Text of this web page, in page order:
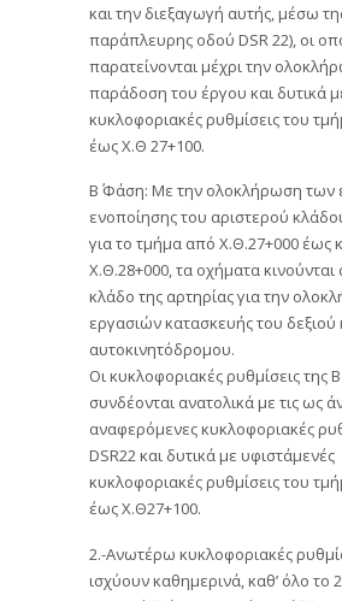
και την διεξαγωγή αυτής, μέσω
παράπλευρης οδού DSR 22), οι
παρατείνονται μέχρι την
παράδοση του έργου και δυτικά
κυκλοφοριακές ρυθμίσεις του
έως Χ.Θ 27+100.
Β΄ Φάση: Με την ολοκλήρωση των
ενοποίησης του αριστερού
για το τμήμα από Χ.Θ.27+000 έως
Χ.Θ.28+000, τα οχήματα κινούνται
κλάδο της αρτηρίας για την
εργασιών κατασκευής του δεξιού
αυτοκινητόδρομου.
Οι κυκλοφοριακές ρυθμίσεις της
συνδέονται ανατολικά με τις ως
αναφερόμενες κυκλοφοριακές
DSR22 και δυτικά με υφιστάμενές
κυκλοφοριακές ρυθμίσεις του
έως Χ.Θ27+100.
2.-Ανωτέρω κυκλοφοριακές
ισχύουν καθημερινά, καθ’ όλο το